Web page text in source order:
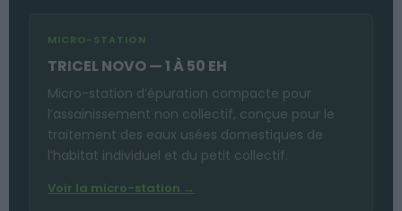
MICRO-STATION
TRICEL NOVO — 1 À 50 EH
Micro-station d’épuration compacte pour
l’assainissement non collectif, conçue pour le
traitement des eaux usées domestiques de
l’habitat individuel et du petit collectif.
Voir la micro-station →